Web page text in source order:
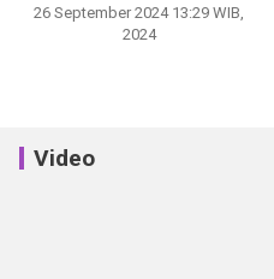
26 September 2024 13:29 WIB,
2024
Video